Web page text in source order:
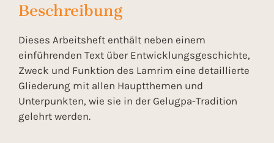
Beschreibung
Dieses Arbeitsheft enthält neben einem
einführenden Text über Entwicklungsgeschichte,
Zweck und Funktion des Lamrim eine detaillierte
Gliederung mit allen Hauptthemen und
Unterpunkten, wie sie in der Gelugpa-Tradition
gelehrt werden.